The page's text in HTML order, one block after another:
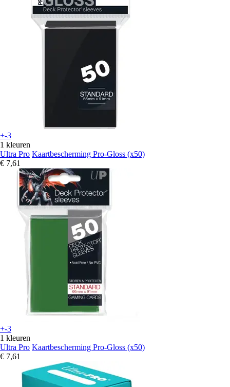
+-3
1 kleuren
Ultra Pro Kaartbescherming Pro-Gloss (x50)
€ 7,61
+-3
1 kleuren
Ultra Pro Kaartbescherming Pro-Gloss (x50)
€ 7,61